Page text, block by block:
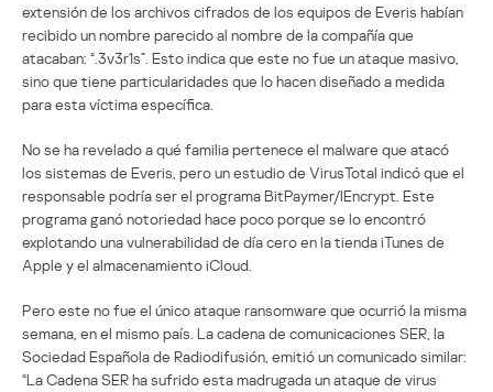
extensión de los archivos cifrados de los equipos de Everis habían
recibido un nombre parecido al nombre de la compañía que
atacaban: “.3v3r1s”. Esto indica que este no fue un ataque masivo,
sino que tiene particularidades que lo hacen diseñado a medida
para esta víctima específica.
No se ha revelado a qué familia pertenece el malware que atacó
los sistemas de Everis, pero un estudio de VirusTotal indicó que el
responsable podría ser el programa BitPaymer/IEncrypt. Este
programa ganó notoriedad hace poco porque se lo encontró
explotando una vulnerabilidad de día cero en la tienda iTunes de
Apple y el almacenamiento iCloud.
Pero este no fue el único ataque ransomware que ocurrió la misma
semana, en el mismo país. La cadena de comunicaciones SER, la
Sociedad Española de Radiodifusión, emitió un comunicado similar:
“La Cadena SER ha sufrido esta madrugada un ataque de virus